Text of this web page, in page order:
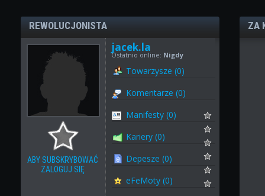
REWOLUCJONISTA
ABY SUBSKRYBOWAĆ
ZALOGUJ SIĘ
jacek.la
Ostatnio online: Nigdy
Towarzysze (0)
Komentarze (0)
Manifesty (0)
Kariery (0)
Depesze (0)
eFeMoty (0)
ZA